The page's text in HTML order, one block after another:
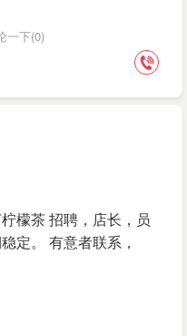
一下(0)
檬茶 招聘，店长，员
定。 有意者联系，